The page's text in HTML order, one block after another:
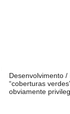
Desenvolvimento
“coberturas
obviamente